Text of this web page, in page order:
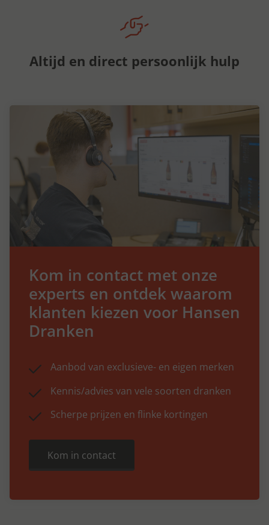
Altijd en direct persoonlijk hulp
Kom in contact met onze
experts en ontdek waarom
klanten kiezen voor Hansen
Dranken
Aanbod van exclusieve- en eigen merken
Kennis/advies van vele soorten dranken
Scherpe prijzen en flinke kortingen
Kom in contact